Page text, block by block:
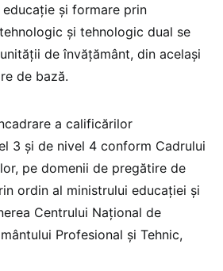
și formare prin
și tehnologic dual se
de învățământ, din același
de bază.
a calificărilor
3 și de nivel 4 conform Cadrului
pe domenii de pregătire de
ordin al ministrului educației și
Centrului Național de
Profesional și Tehnic,